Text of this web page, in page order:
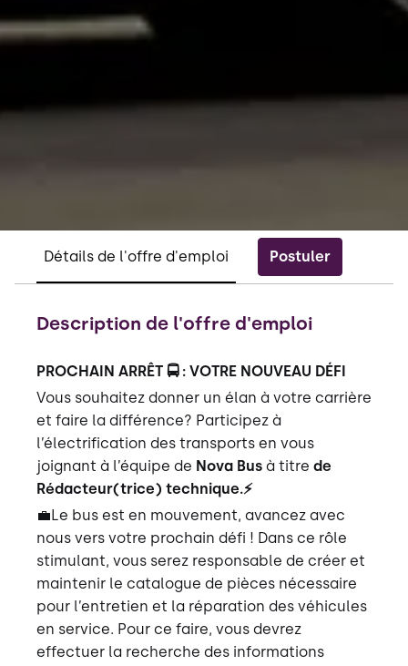
Détails de l'offre d'emploi Postuler
Description de l'offre d'emploi
PROCHAIN ARRÊT 🚍 : VOTRE NOUVEAU DÉFI
Vous souhaitez donner un élan à votre carrière
et faire la différence? Participez à
l’électrification des transports en vous
joignant à l’équipe de Nova Bus à titre de
Rédacteur(trice) technique.⚡
💼Le bus est en mouvement, avancez avec
nous vers votre prochain défi ! Dans ce rôle
stimulant, vous serez responsable de créer et
maintenir le catalogue de pièces nécessaire
pour l’entretien et la réparation des véhicules
en service. Pour ce faire, vous devrez
effectuer la recherche des informations